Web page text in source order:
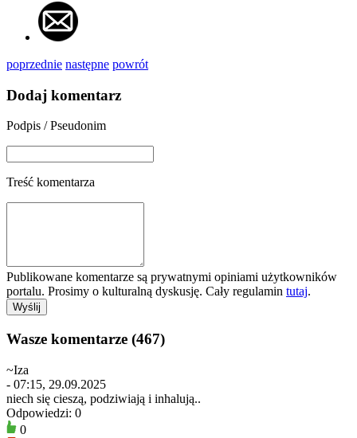
poprzednie następne powrót
Dodaj komentarz
Podpis / Pseudonim
Treść komentarza
Publikowane komentarze są prywatnymi opiniami użytkowników
portalu. Prosimy o kulturalną dyskusję. Cały regulamin tutaj.
Wasze komentarze (467)
~Iza
- 07:15, 29.09.2025
niech się cieszą, podziwiają i inhalują..
Odpowiedzi: 0
0